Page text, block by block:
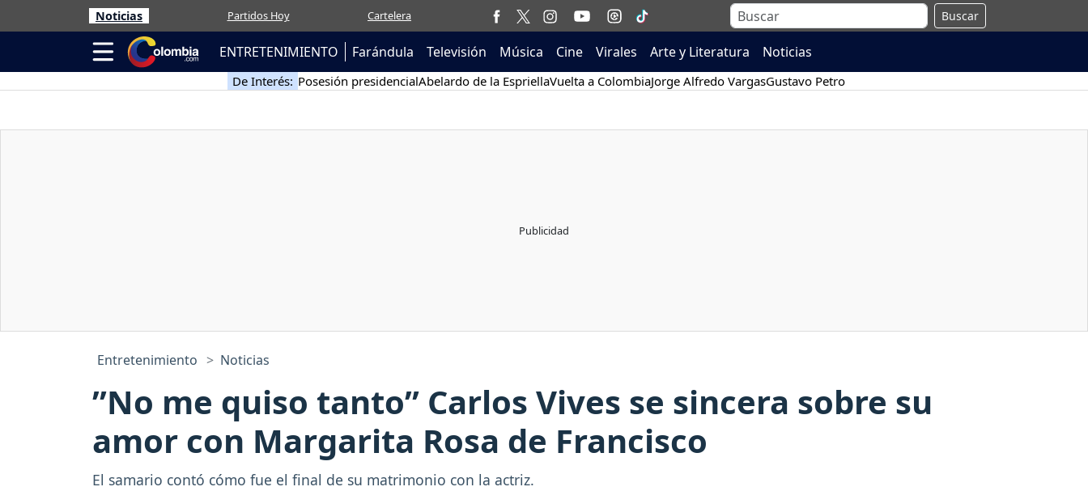
Noticias Partidos Hoy Cartelera Buscar
ENTRETENIMIENTO Farándula Televisión Música Cine Virales Arte y Literatura Noticias
De Interés: Posesión presidencialAbelardo de la EspriellaVuelta a ColombiaJorge Alfredo VargasGustavo Petro
Entretenimiento Noticias
”No me quiso tanto” Carlos Vives se sincera sobre su
amor con Margarita Rosa de Francisco
El samario contó cómo fue el final de su matrimonio con la actriz.